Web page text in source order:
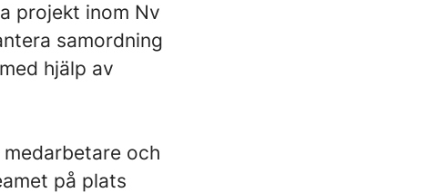
projekt inom Nv
samordning
hjälp av
och
på plats